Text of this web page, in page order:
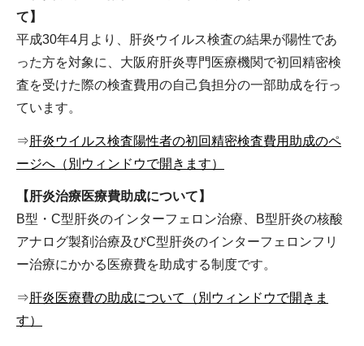
て】
平成30年4月より、肝炎ウイルス検査の結果が陽性であ
った方を対象に、大阪府肝炎専門医療機関で初回精密検
査を受けた際の検査費用の自己負担分の一部助成を行っ
ています。
⇒肝炎ウイルス検査陽性者の初回精密検査費用助成のペ
ージへ（別ウィンドウで開きます）
【肝炎治療医療費助成について】
B型・C型肝炎のインターフェロン治療、B型肝炎の核酸
アナログ製剤治療及びC型肝炎のインターフェロンフリ
ー治療にかかる医療費を助成する制度です。
⇒肝炎医療費の助成について（別ウィンドウで開きま
す）